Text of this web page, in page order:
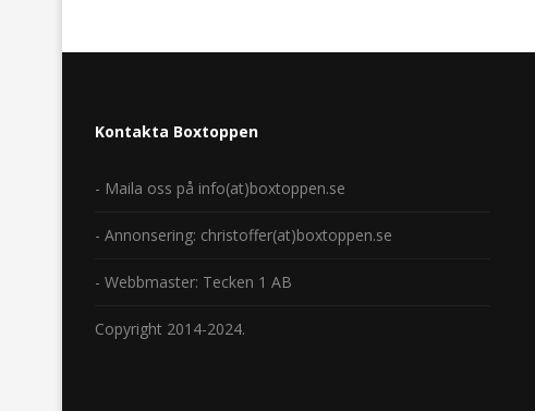
Kontakta Boxtoppen
- Maila oss på info(at)boxtoppen.se
- Annonsering: christoffer(at)boxtoppen.se
- Webbmaster: Tecken 1 AB
Copyright 2014-2024.